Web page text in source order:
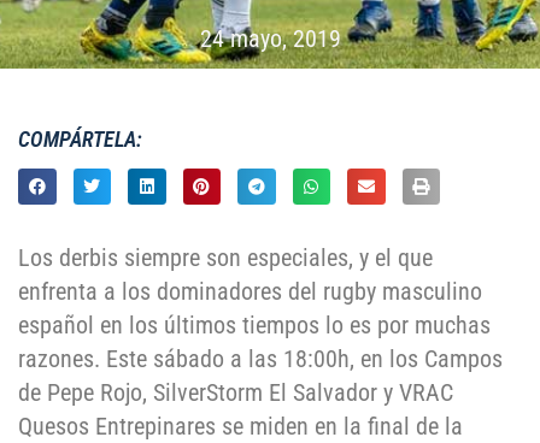
24 mayo, 2019
COMPÁRTELA:
Los derbis siempre son especiales, y el que
enfrenta a los dominadores del rugby masculino
español en los últimos tiempos lo es por muchas
razones. Este sábado a las 18:00h, en los Campos
de Pepe Rojo, SilverStorm El Salvador y VRAC
Quesos Entrepinares se miden en la final de la